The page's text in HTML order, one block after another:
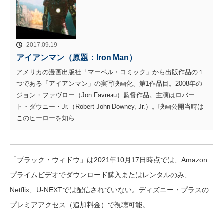
2017.09.19
アイアンマン（原題：Iron Man）
アメリカの漫画出版社「マーベル・コミック」から出版作品の１
つである「アイアンマン」の実写映画化、第1作品目。2008年の
ジョン・ファヴロー（Jon Favreau）監督作品。主演はロバー
ト・ダウニー・Jr.（Robert John Downey, Jr.）。映画公開当時は
このヒーローを知ら...
「ブラック・ウィドウ」は2021年10月17日時点では、Amazon
プライムビデオでダウンロード購入またはレンタルのみ、
Netflix、U-NEXTでは配信されていない。ディズニー・プラスの
プレミアアクセス（追加料金）で視聴可能。